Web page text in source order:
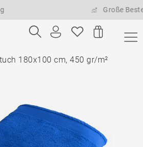
Große
180x100 cm, 450 gr/m²